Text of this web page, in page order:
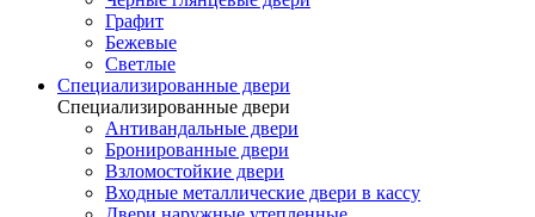
Графит
Бежевые
Светлые
Специализированные двери
Специализированные двери
Антивандальные двери
Бронированные двери
Взломостойкие двери
Входные металлические двери в кассу